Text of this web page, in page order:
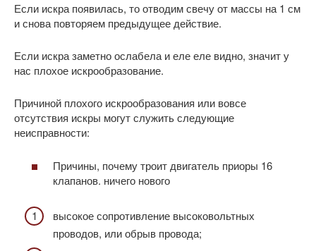
Если искра появилась, то отводим свечу от массы на 1 см
и снова повторяем предыдущее действие.
Если искра заметно ослабела и еле еле видно, значит у
нас плохое искрообразование.
Причиной плохого искрообразования или вовсе
отсутствия искры могут служить следующие
неисправности:
Причины, почему троит двигатель приоры 16
клапанов. ничего нового
высокое сопротивление высоковольтных
проводов, или обрыв провода;